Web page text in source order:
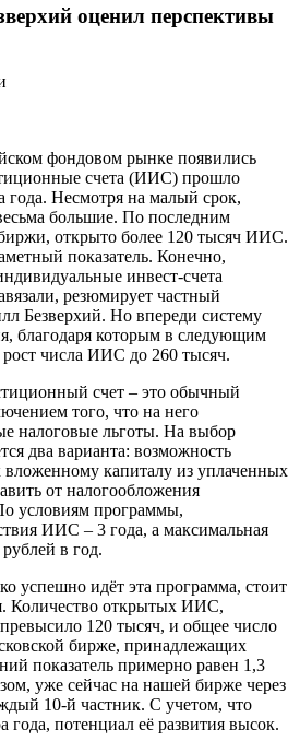
оценил перспективы
фондовом рынке появились
счета (ИИС) прошло
года. Несмотря на малый срок,
большие. По последним
открыто более 120 тысяч ИИС.
показатель. Конечно,
инвест-счета
резюмирует частный
Безверхий. Но впереди систему
благодаря которым в следующим
числа ИИС до 260 тысяч.
счет – это обычный
того, что на него
налоговые льготы. На выбор
два варианта: возможность
вложенному капиталу из уплаченных
от налогообложения
условиям программы,
ИИС – 3 года, а максимальная
в год.
успешно идёт эта программа, стоит
Количество открытых ИИС,
120 тысяч, и общее число
бирже, принадлежащих
показатель примерно равен 1,3
уже сейчас на нашей бирже через
10-й частник. С учетом, что
года, потенциал её развития высок.